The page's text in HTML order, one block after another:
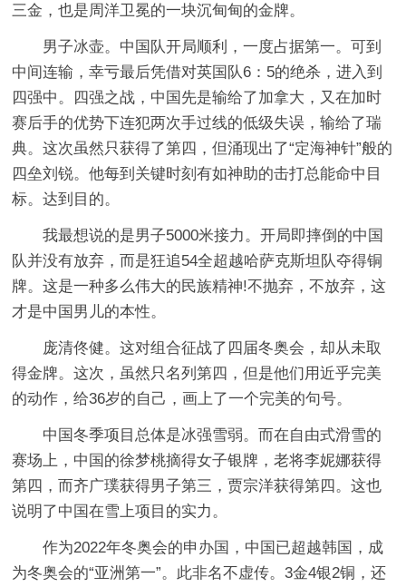
三金，也是周洋卫冕的一块沉甸甸的金牌。
男子冰壶。中国队开局顺利，一度占据第一。可到
中间连输，幸亏最后凭借对英国队6：5的绝杀，进入到
四强中。四强之战，中国先是输给了加拿大，又在加时
赛后手的优势下连犯两次手过线的低级失误，输给了瑞
典。这次虽然只获得了第四，但涌现出了“定海神针”般的
四垒刘锐。他每到关键时刻有如神助的击打总能命中目
标。达到目的。
我最想说的是男子5000米接力。开局即摔倒的中国
队并没有放弃，而是狂追54全超越哈萨克斯坦队夺得铜
牌。这是一种多么伟大的民族精神!不抛弃，不放弃，这
才是中国男儿的本性。
庞清佟健。这对组合征战了四届冬奥会，却从未取
得金牌。这次，虽然只名列第四，但是他们用近乎完美
的动作，给36岁的自己，画上了一个完美的句号。
中国冬季项目总体是冰强雪弱。而在自由式滑雪的
赛场上，中国的徐梦桃摘得女子银牌，老将李妮娜获得
第四，而齐广璞获得男子第三，贾宗洋获得第四。这也
说明了中国在雪上项目的实力。
作为2022年冬奥会的申办国，中国已超越韩国，成
为冬奥会的“亚洲第一”。此非名不虚传。3金4银2铜，还